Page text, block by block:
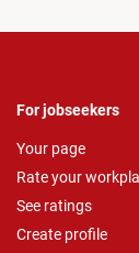
For jobseekers
Your page
Rate your
See ratings
Create profile